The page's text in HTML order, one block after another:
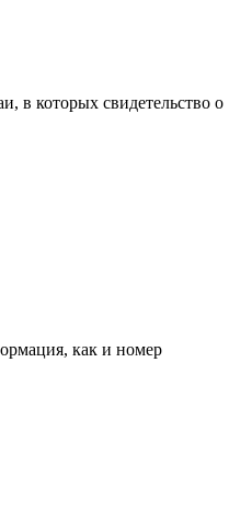
в которых свидетельство о
как и номер